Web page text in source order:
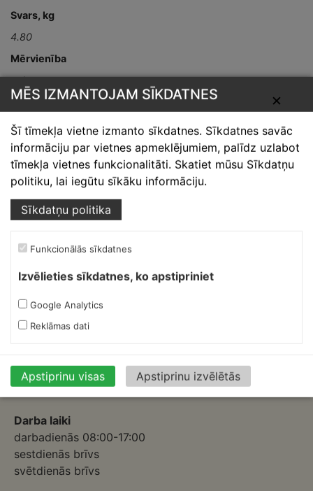
Svars, kg
4.80
Mērvienība
gab
Detaļas garums,
L-2000
Izmēģinātāju iela 1a,
E-pasts:skardnieksm@skardnieciba.lv
Darba laiki
darbadienās 08:00-17:00
sestdienās brīvs
svētdienās brīvs
✕
MĒS IZMANTOJAM SĪKDATNES
Šī tīmekļa vietne izmanto sīkdatnes. Sīkdatnes savāc
informāciju par vietnes apmeklējumiem, palīdz uzlabot
tīmekļa vietnes funkcionalitāti. Skatiet mūsu Sīkdatņu
politiku, lai iegūtu sīkāku informāciju.
Sīkdatņu politika
Funkcionālās sīkdatnes
Izvēlieties sīkdatnes, ko apstipriniet
Google Analytics
Reklāmas dati
Apstiprinu visas Apstiprinu izvēlētās